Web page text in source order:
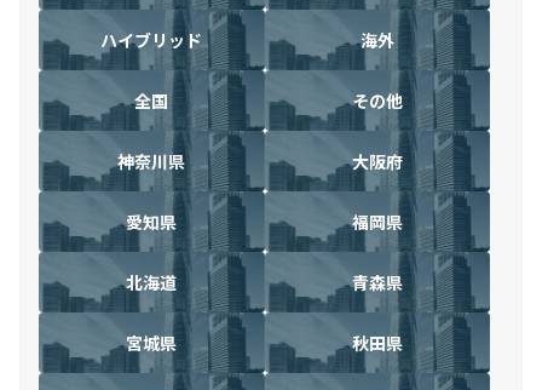
ハイブリッド 海外
全国 その他
神奈川県 大阪府
愛知県 福岡県
北海道 青森県
宮城県 秋田県